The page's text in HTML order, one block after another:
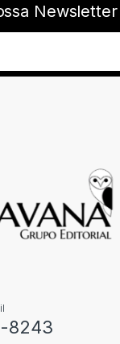
8243